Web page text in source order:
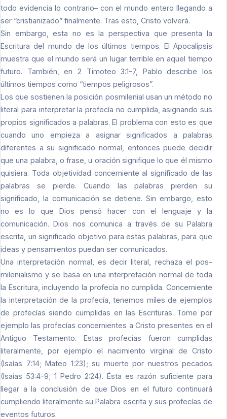
todo evidencia lo contrario– con el mundo entero llegando a
ser “cristianizado” finalmente. Tras esto, Cristo volverá.
Sin embargo, esta no es la perspectiva que presenta la
Escritura del mundo de los últimos tiempos. El Apocalipsis
muestra que el mundo será un lugar terrible en aquel tiempo
futuro. También, en 2 Timoteo 3:1-7, Pablo describe los
últimos tiempos como “tiempos peligrosos”.
Los que sostienen la posición posmilenial usan un método no
literal para interpretar la profecía no cumplida, asignando sus
propios significados a palabras. El problema con esto es que
cuando uno empieza a asignar significados a palabras
diferentes a su significado normal, entonces puede decidir
que una palabra, o frase, u oración signifique lo que él mismo
quisiera. Toda objetividad concerniente al significado de las
palabras se pierde. Cuando las palabras pierden su
significado, la comunicación se detiene. Sin embargo, esto
no es lo que Dios pensó hacer con el lenguaje y la
comunicación. Dios nos comunica a través de su Palabra
escrita, un significado objetivo para estas palabras, para que
ideas y pensamientos puedan ser comunicados.
Una interpretación normal, es decir literal, rechaza el pos-
milenialismo y se basa en una interpretación normal de toda
la Escritura, incluyendo la profecía no cumplida. Concerniente
la interpretación de la profecía, tenemos miles de ejemplos
de profecías siendo cumplidas en las Escrituras. Tome por
ejemplo las profecías concernientes a Cristo presentes en el
Antiguo Testamento. Estas profecías fueron cumplidas
literalmente, por ejemplo el nacimiento virginal de Cristo
(Isaías 7:14; Mateo 1:23); su muerte por nuestros pecados
(Isaías 53:4-9; 1 Pedro 2:24). Ésta es razón suficiente para
llegar a la conclusión de que Dios en el futuro continuará
cumpliendo literalmente su Palabra escrita y sus profecías de
eventos futuros.